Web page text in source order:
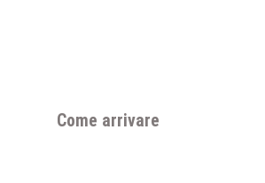
Come arrivare